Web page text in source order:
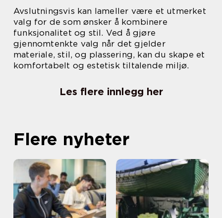
Avslutningsvis kan lameller være et utmerket
valg for de som ønsker å kombinere
funksjonalitet og stil. Ved å gjøre
gjennomtenkte valg når det gjelder
materiale, stil, og plassering, kan du skape et
komfortabelt og estetisk tiltalende miljø.
Les flere innlegg her
Flere nyheter